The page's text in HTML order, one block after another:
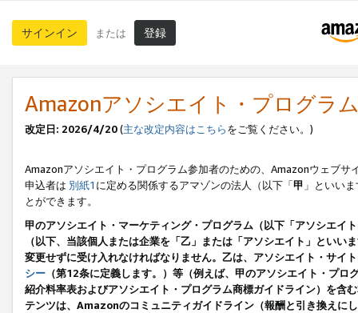
サインイン または 登録
Amazonアソシエイト・プログラ
改定日: 2026/4/20(主な改定内容はこちらをご覧ください。)
Amazonアソシエイト・プログラム参加者のための、Amazonウェブサ
申込者は 別紙1 に定める関係するアマゾンの法人（以下「甲 」といい
とができます。
甲のアソシエイト・マーケティング・プログラム（以下「アソシエイ
（以下、当該個人または企業を「乙」または「アソシエイト」とい
変更せずに受け入れなければなりません。乙は、アソシエイト・サイ
シー （第12条に定義します。）等（例えば、甲のアソシエイト・プ
紹介料率表およびアソシエイト・プログラム商標ガイドライン）を
テンツは、Amazonのコミュニティガイドライン（報酬と引き換えに